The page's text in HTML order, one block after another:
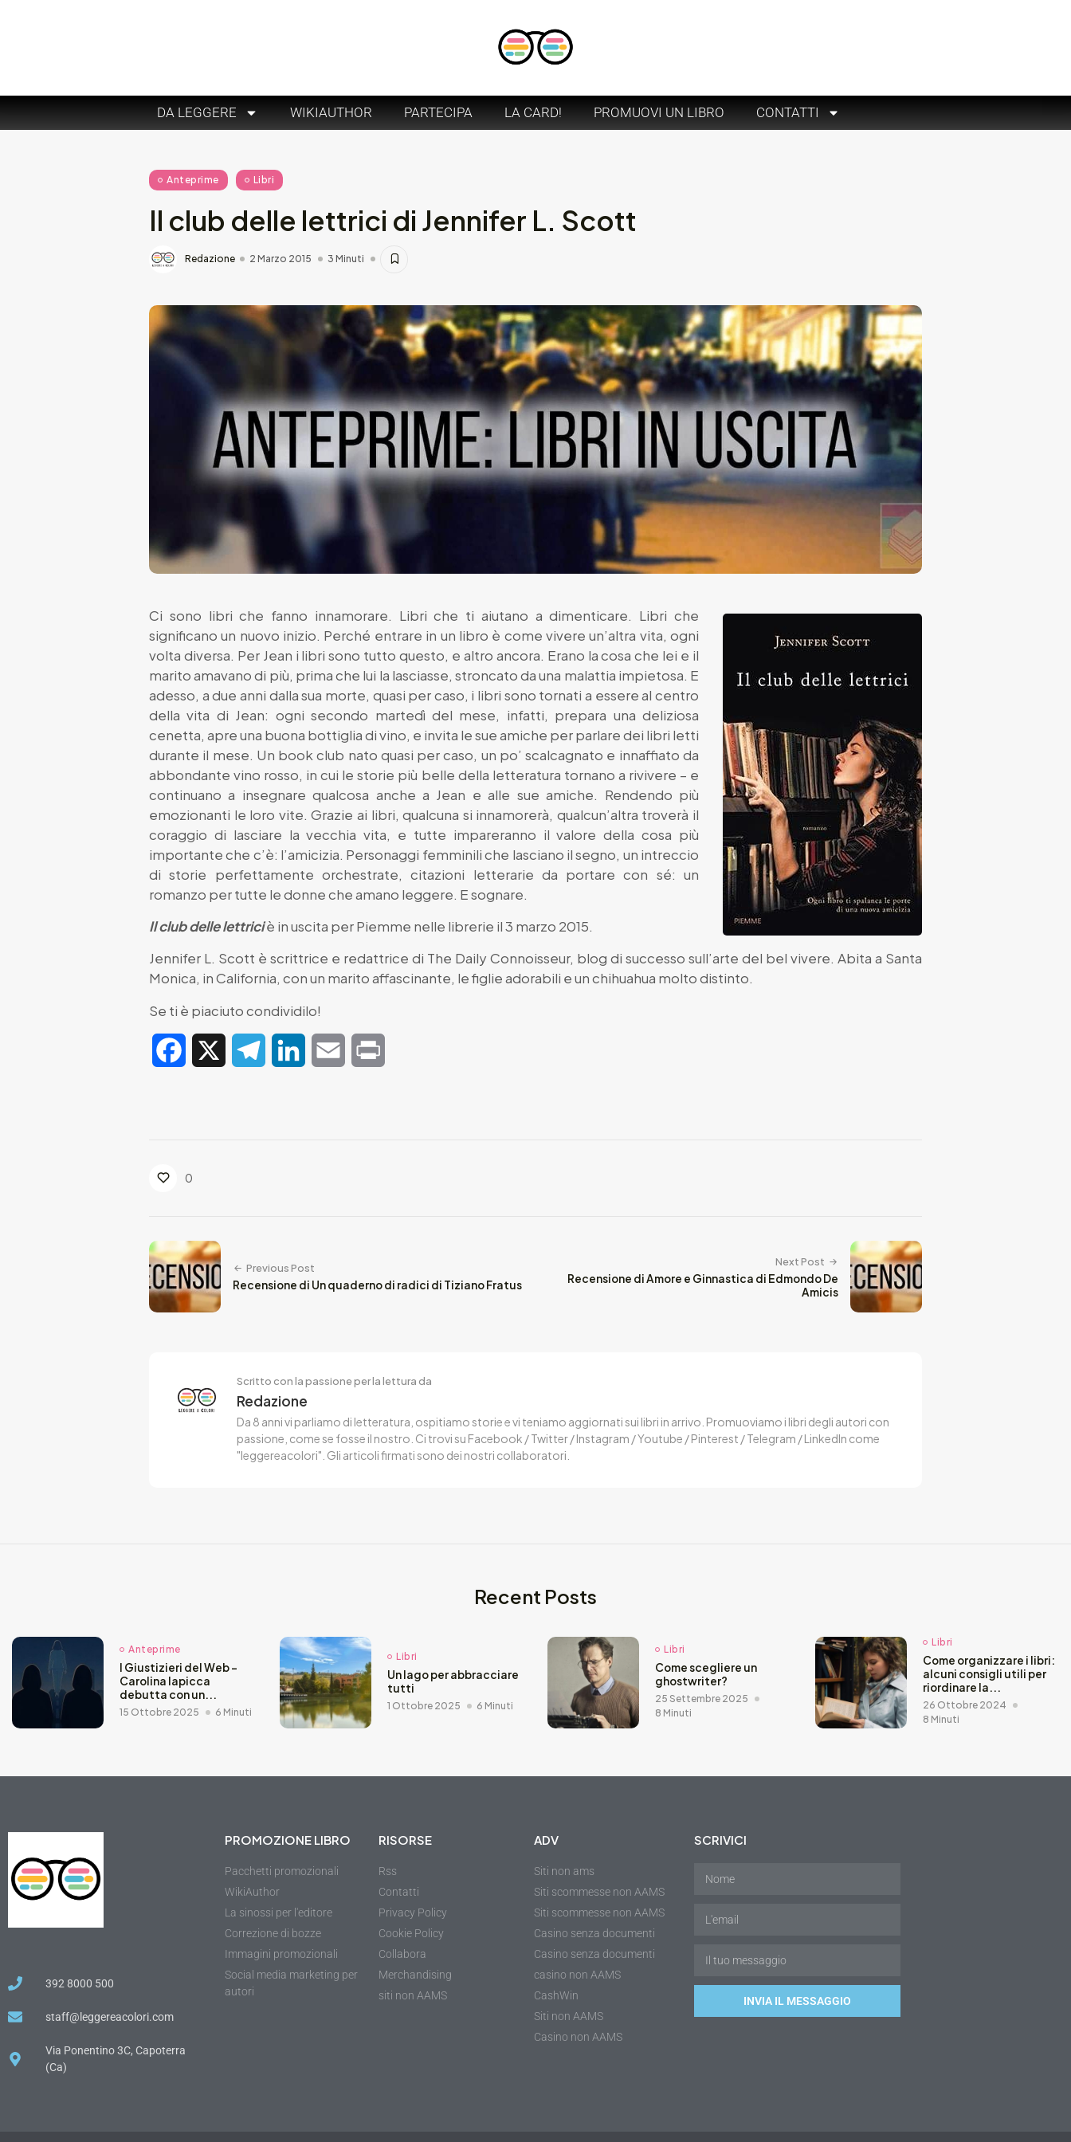
DA LEGGERE WIKIAUTHOR PARTECIPA LA CARD! PROMUOVI UN LIBRO CONTATTI
Anteprime Libri
Il club delle lettrici di Jennifer L. Scott
Redazione 2 Marzo 2015 3 Minuti
Ci sono libri che fanno innamorare. Libri che ti aiutano a dimenticare. Libri che
significano un nuovo inizio. Perché entrare in un libro è come vivere un’altra vita, ogni
volta diversa. Per Jean i libri sono tutto questo, e altro ancora. Erano la cosa che lei e il
marito amavano di più, prima che lui la lasciasse, stroncato da una malattia impietosa. E
adesso, a due anni dalla sua morte, quasi per caso, i libri sono tornati a essere al centro
della vita di Jean: ogni secondo martedì del mese, infatti, prepara una deliziosa
cenetta, apre una buona bottiglia di vino, e invita le sue amiche per parlare dei libri letti
durante il mese. Un book club nato quasi per caso, un po’ scalcagnato e innaffiato da
abbondante vino rosso, in cui le storie più belle della letteratura tornano a rivivere – e
continuano a insegnare qualcosa anche a Jean e alle sue amiche. Rendendo più
emozionanti le loro vite. Grazie ai libri, qualcuna si innamorerà, qualcun’altra troverà il
coraggio di lasciare la vecchia vita, e tutte impareranno il valore della cosa più
importante che c’è: l’amicizia. Personaggi femminili che lasciano il segno, un intreccio
di storie perfettamente orchestrate, citazioni letterarie da portare con sé: un
romanzo per tutte le donne che amano leggere. E sognare.
Il club delle lettriciè in uscita per Piemme nelle librerie il 3 marzo 2015.
Jennifer L. Scott è scrittrice e redattrice di The Daily Connoisseur, blog di successo sull’arte del bel vivere. Abita a Santa
Monica, in California, con un marito affascinante, le figlie adorabili e un chihuahua molto distinto.
Se ti è piaciuto condividilo!
Facebook TelegramLinkedIn Email
0
Previous Post
Recensione di Un quaderno di radici di Tiziano Fratus
Next Post
Recensione di Amore e Ginnastica di Edmondo De
Amicis
Scritto con la passione per la lettura da
Redazione
Da 8 anni vi parliamo di letteratura, ospitiamo storie e vi teniamo aggiornati sui libri in arrivo. Promuoviamo i libri degli autori con
passione, come se fosse il nostro. Ci trovi su Facebook / Twitter / Instagram / Youtube / Pinterest / Telegram / LinkedIn come
"leggereacolori". Gli articoli firmati sono dei nostri collaboratori.
Recent Posts
Anteprime
I Giustizieri del Web –
Carolina Iapicca
debutta con un...
15 Ottobre 2025 6 Minuti
Libri
Un lago per abbracciare
tutti
1 Ottobre 2025 6 Minuti
Libri
Come scegliere un
ghostwriter?
25 Settembre 2025
8 Minuti
Libri
Come organizzare i libri:
alcuni consigli utili per
riordinare la...
26 Ottobre 2024
8 Minuti
392 8000 500
staff@leggereacolori.com
Via Ponentino 3C, Capoterra
(Ca)
PROMOZIONE LIBRO
Pacchetti promozionali
WikiAuthor
La sinossi per l'editore
Correzione di bozze
Immagini promozionali
Social media marketing per
autori
RISORSE
Rss
Contatti
Privacy Policy
Cookie Policy
Collabora
Merchandising
siti non AAMS
ADV
Siti non ams
Siti scommesse non AAMS
Siti scommesse non AAMS
Casino senza documenti
Casino senza documenti
casino non AAMS
CashWin
Siti non AAMS
Casino non AAMS
SCRIVICI
INVIA IL MESSAGGIO